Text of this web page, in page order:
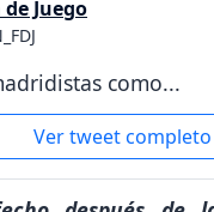
Juego
como...
Ver tweet completo